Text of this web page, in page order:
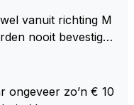
regels. Als het de
hoe deze auto's g
sterk dat ie blijft
daarmee vera
rijden.
vanuit richting M
nooit bevestigd
trouwens ook voor
door Max als door R
ongeveer zo’n € 10